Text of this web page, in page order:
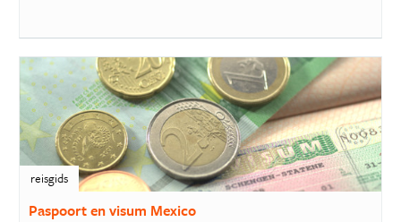
reisgids
Paspoort en visum Mexico